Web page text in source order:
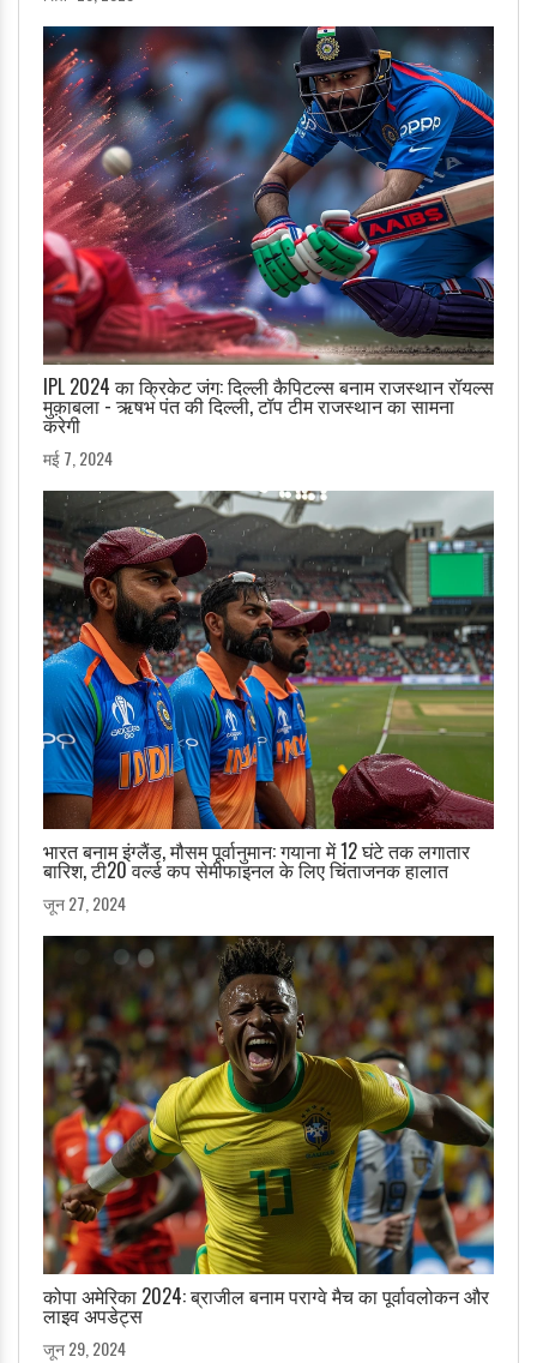
IPL 2024 का क्रिकेट जंग: दिल्ली कैपिटल्स बनाम राजस्थान रॉयल्स
मुक़ाबला - ऋषभ पंत की दिल्ली, टॉप टीम राजस्थान का सामना
करेगी
मई 7, 2024
भारत बनाम इंग्लैंड, मौसम पूर्वानुमान: गयाना में 12 घंटे तक लगातार
बारिश, टी20 वर्ल्ड कप सेमीफाइनल के लिए चिंताजनक हालात
जून 27, 2024
कोपा अमेरिका 2024: ब्राजील बनाम पराग्वे मैच का पूर्वावलोकन और
लाइव अपडेट्स
जून 29, 2024